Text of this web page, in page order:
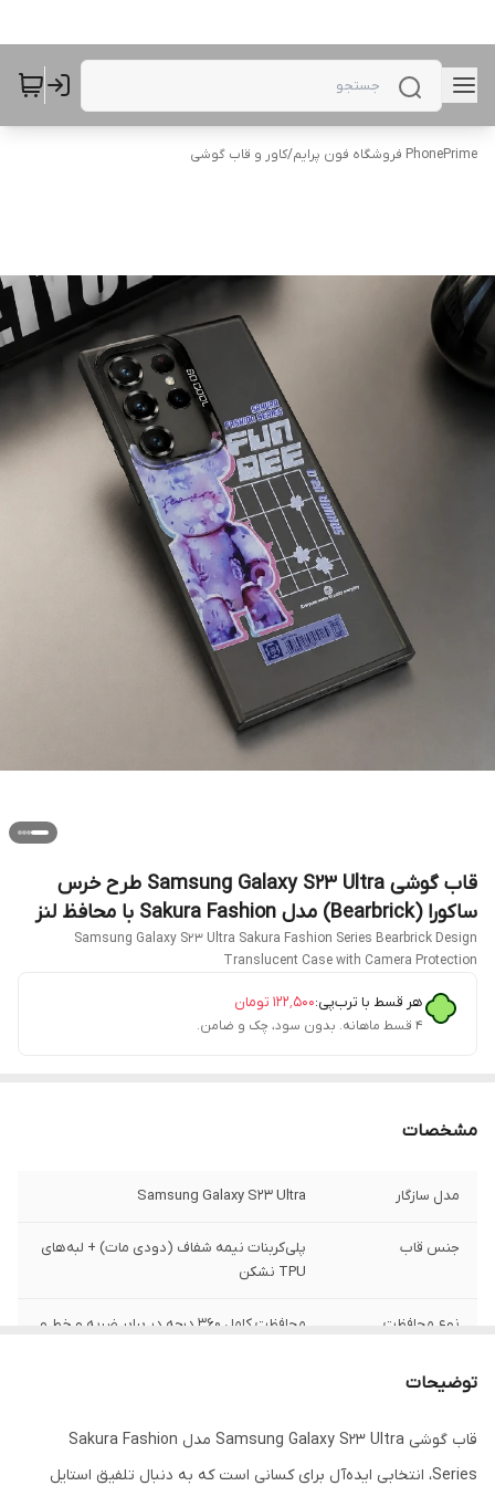
PhonePrime فروشگاه فون پرایم /کاور و قاب گوشی
قاب گوشی Samsung Galaxy S23 Ultra طرح خرس
ساکورا (Bearbrick) مدل Sakura Fashion با محافظ لنز
Samsung Galaxy S23 Ultra Sakura Fashion Series Bearbrick Design
Translucent Case with Camera Protection
هر قسط با ترب‌پی:۱۲۲٬۵۰۰ تومان
۴ قسط ماهانه. بدون سود، چک و ضامن.
مشخصات
مدل سازگار Samsung Galaxy S23 Ultra
جنس قاب
پلی‌کربنات نیمه شفاف (دودی مات) + لبه‌های
TPU نشکن
نوع محافظت
محافظت کامل ۳۶۰ درجه در برابر ضربه و خط و
لبه محافظ صفحه
دارد (برجستگی لبه‌ها برای جلوگیری از آسیب به
توضیحات
قاب گوشی Samsung Galaxy S23 Ultra مدل Sakura Fashion
Series، انتخابی ایده‌آل برای کسانی است که به دنبال تلفیق استایل